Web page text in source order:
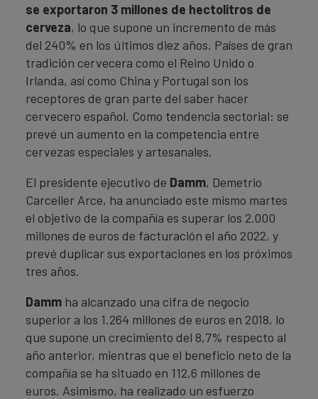
se exportaron 3 millones de hectolitros de
cerveza, lo que supone un incremento de más
del 240% en los últimos diez años. Países de gran
tradición cervecera como el Reino Unido o
Irlanda, así como China y Portugal son los
receptores de gran parte del saber hacer
cervecero español. Como tendencia sectorial: se
prevé un aumento en la competencia entre
cervezas especiales y artesanales.
El presidente ejecutivo de Damm, Demetrio
Carceller Arce, ha anunciado este mismo martes
el objetivo de la compañía es superar los 2.000
millones de euros de facturación el año 2022, y
prevé duplicar sus exportaciones en los próximos
tres años.
Damm ha alcanzado una cifra de negocio
superior a los 1.264 millones de euros en 2018, lo
que supone un crecimiento del 8,7% respecto al
año anterior, mientras que el beneficio neto de la
compañía se ha situado en 112,6 millones de
euros. Asimismo, ha realizado un esfuerzo